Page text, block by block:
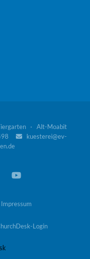
· Alt-Moabit

kuesterei@ev-
Impressum
Login